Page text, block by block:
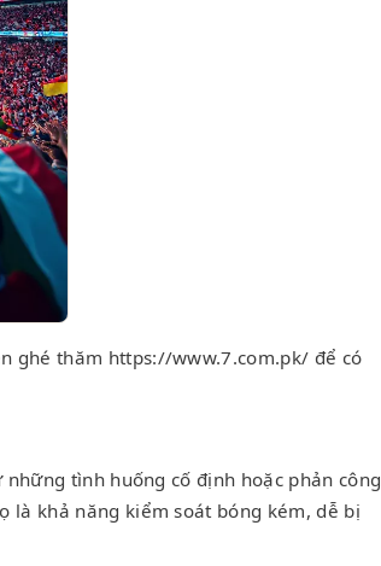
ghé thăm https://www.7.com.pk/ để có
tình huống cố định hoặc phản công
là khả năng kiểm soát bóng kém, dễ bị